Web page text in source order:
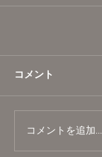
コメント
コメントを追加…